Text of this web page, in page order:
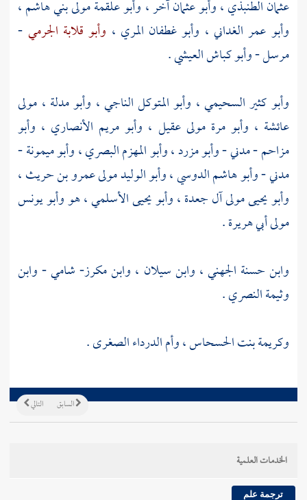
عثمان الطنبذي،وأبو عثمانآخر ، وأبو علقمة مولى بني هاشم،
وأبو عمر الغداني ، وأبو غطفان المري ، وأبو قلابة الجرمي -
مرسل -وأبو كباش العيشي.
وأبو كثير السحيمي، وأبو المتوكل الناجي، وأبو مدلة ، مولى
عائشة ، وأبو مرة مولى عقيل ، وأبو مريم الأنصاري ، وأبو
مزاحم- مدني -وأبو مزرد،وأبو المهزم البصري،وأبو ميمونة-
مدني -وأبو هاشم الدوسي،وأبو الوليد مولى عمرو بن حريث،
وأبو يحيى مولى آل جعدة،وأبو يحيى الأسلمي، هووأبو يونس
مولى أبي هريرة.
وابن حسنة الجهني، وابن سيلان ، وابن مكرز- شامي-وابن
وثيمة النصري.
وكريمة بنت الحسحاس،وأم الدرداء الصغرى.
التالي السابق
الخدمات العلمية
ترجمة علم